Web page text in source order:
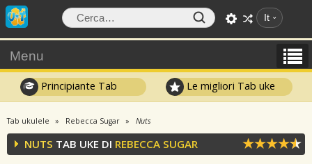
It
Menu
Principiante Tab Le migliori Tab uke
Tab ukulele Rebecca Sugar Nuts
NUTS TAB UKE DI REBECCA SUGAR